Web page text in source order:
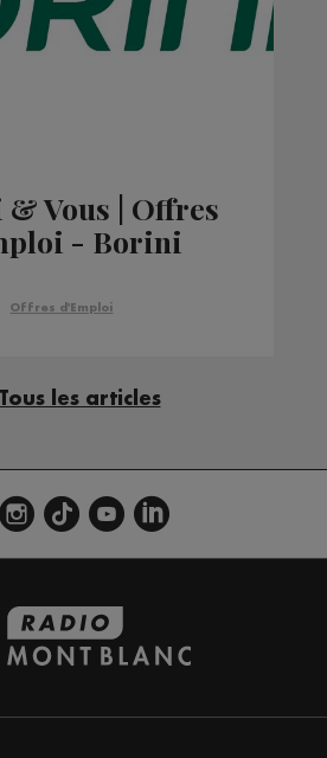
Vous | Offres
- Borini
Offres d'Emploi
les articles